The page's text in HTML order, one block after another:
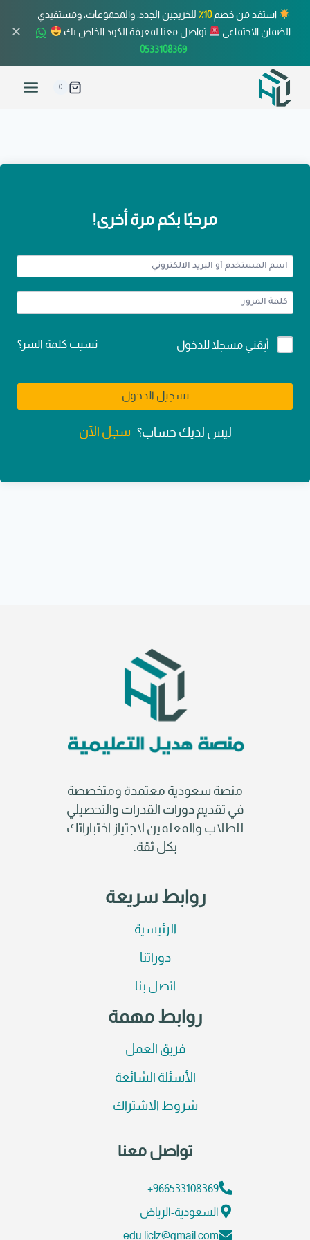
استفد من خصم10٪
للخريجين الجدد، والمجموعات، ومستفيدي
الضمان الاجتماعي
تواصل معنا لمعرفة الكود الخاص بك
0533108369
✕
0
مرحبًا بكم مرة أخرى!
Alternative:
أبقني مسجلا للدخول نسيت كلمة السر؟
تسجيل الدخول
ليس لديك حساب؟ سجل الآن
منصة سعودية معتمدة ومتخصصة
في تقديم دورات القدرات والتحصيلي
للطلاب والمعلمين لاجتياز اختباراتك
بكل ثقة.
روابط سريعة
الرئيسية
دوراتنا
اتصل بنا
روابط مهمة
فريق العمل
الأسئلة الشائعة
شروط الاشتراك
تواصل معنا
966533108369+
السعودية-الرياض
edu.liclz@gmail.com